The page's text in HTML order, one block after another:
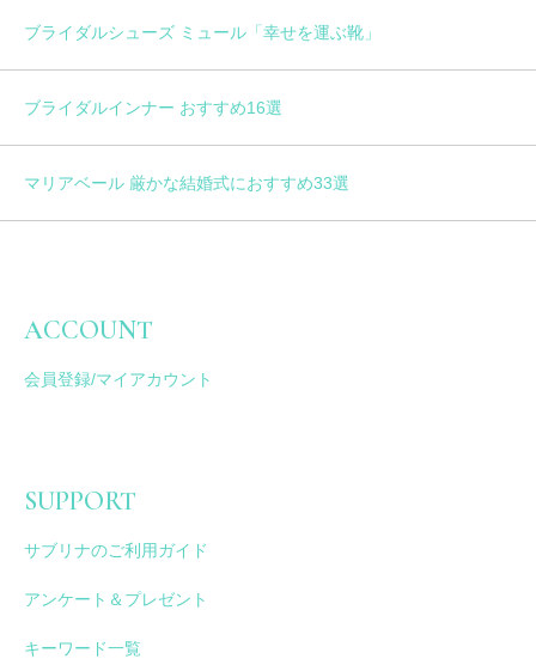
ブライダルシューズ ミュール「幸せを運ぶ靴」
ブライダルインナー おすすめ16選
マリアベール 厳かな結婚式におすすめ33選
ACCOUNT
会員登録/マイアカウント
SUPPORT
サブリナのご利用ガイド
アンケート＆プレゼント
キーワード一覧